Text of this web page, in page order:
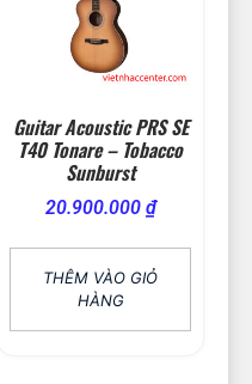
Guitar Acoustic PRS SE
T40 Tonare – Tobacco
Sunburst
20.900.000 ₫
THÊM VÀO GIỎ
HÀNG